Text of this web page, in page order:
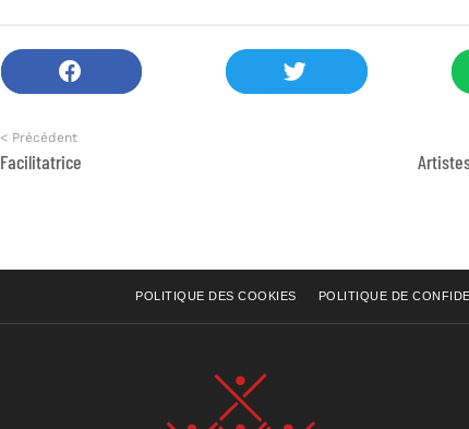
< Précédent
Facilitatrice
POLITIQUE DES COOKIES POLITIQUE DE